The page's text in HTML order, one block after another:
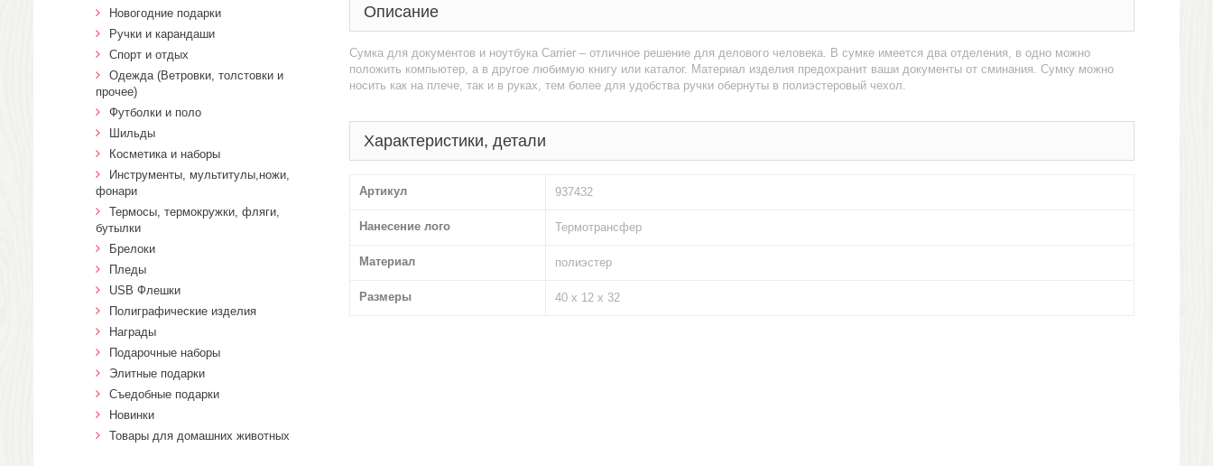
Описание
Сумка для документов и ноутбука Carrier – отличное решение для делового человека. В сумке имеется два отделения, в одно можно
положить компьютер, а в другое любимую книгу или каталог. Материал изделия предохранит ваши документы от сминания. Сумку можно
носить как на плече, так и в руках, тем более для удобства ручки обернуты в полиэстеровый чехол.
Характеристики, детали
Артикул 937432
Нанесение лого Термотрансфер
Материал полиэстер
Размеры 40 х 12 х 32
Новогодние подарки
Ручки и карандаши
Спорт и отдых
Одежда (Ветровки, толстовки и
прочее)
Футболки и поло
Шильды
Косметика и наборы
Инструменты, мультитулы,ножи,
фонари
Термосы, термокружки, фляги,
бутылки
Брелоки
Пледы
USB Флешки
Полиграфические изделия
Награды
Подарочные наборы
Элитные подарки
Cъедобные подарки
Новинки
Товары для домашних животных